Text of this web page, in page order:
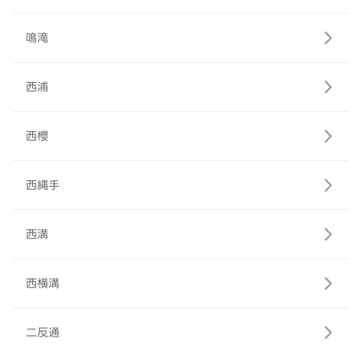
鳴滝
西浦
西櫻
西縄手
西溝
西横溝
二反通